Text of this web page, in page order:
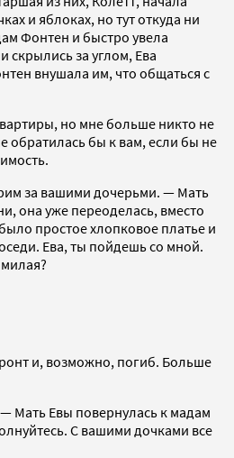
и яблоках, но тут откуда ни
Фонтен и быстро увела
скрылись за углом, Ева
внушала им, что общаться с
но мне больше никто не
обратилась бы к вам, если бы не
за вашими дочерьми. — Мать
она уже переоделась, вместо
простое хлопковое платье и
Ева, ты пойдешь со мной.
и, возможно, погиб. Больше
Мать Евы повернулась к мадам
С вашими дочками все